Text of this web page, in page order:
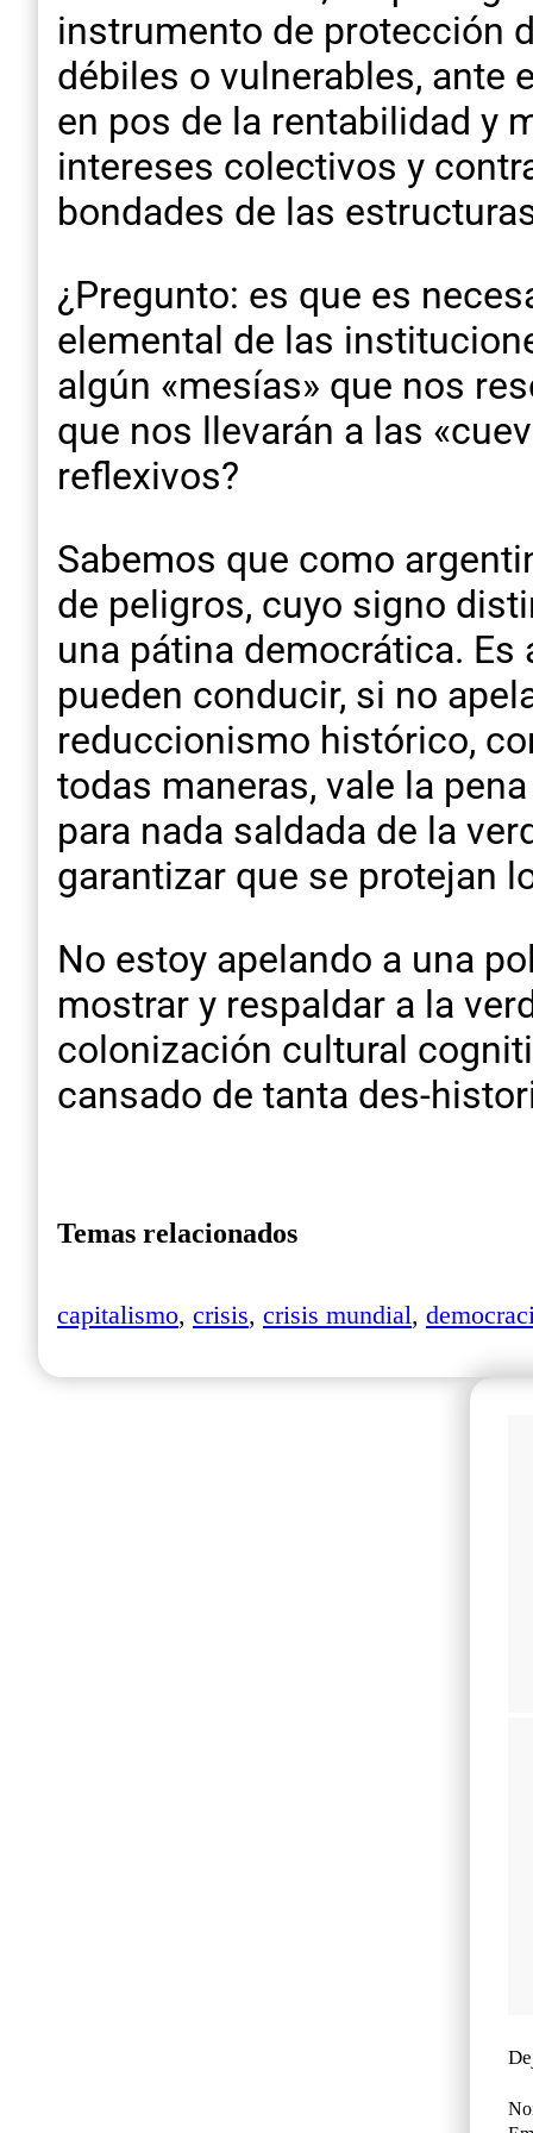
instrumento de protección
débiles o vulnerables, ante
en pos de la rentabilidad y
intereses colectivos y
bondades de las
¿Pregunto: es que es
elemental de las
algún «mesías» que nos
que nos llevarán a las
reflexivos?
Sabemos que como
de peligros, cuyo signo
una pátina democrática.
pueden conducir, si no
reduccionismo histórico,
todas maneras, vale la
para nada saldada de la
garantizar que se protejan
No estoy apelando a una
mostrar y respaldar a la
colonización cultural
cansado de tanta des-
Temas relacionados
capitalismo, crisis, crisis mundial,